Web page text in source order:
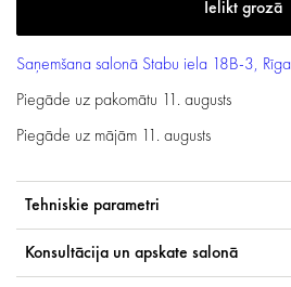
Saņemšana salonā Stabu iela 18B-3, Rīga
Piegāde uz pakomātu 11. augusts
Piegāde uz mājām 11. augusts
Tehniskie parametri
Konsultācija un apskate salonā